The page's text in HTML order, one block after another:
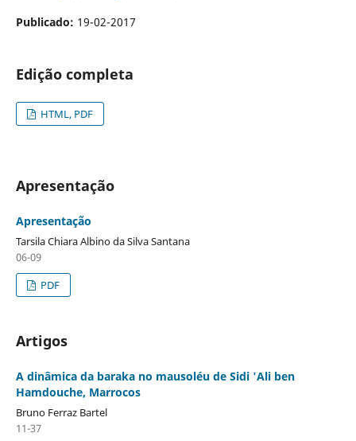
Publicado: 19-02-2017
Edição completa
HTML, PDF
Apresentação
Apresentação
Tarsila Chiara Albino da Silva Santana
06-09
PDF
Artigos
A dinâmica da baraka no mausoléu de Sidi 'Ali ben
Hamdouche, Marrocos
Bruno Ferraz Bartel
11-37